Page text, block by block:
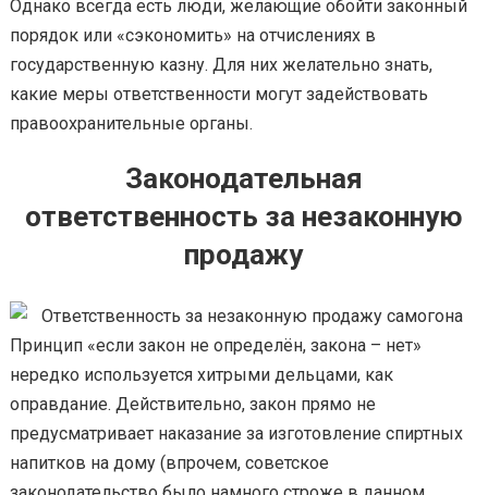
Однако всегда есть люди, желающие обойти законный
порядок или «сэкономить» на отчислениях в
государственную казну. Для них желательно знать,
какие меры ответственности могут задействовать
правоохранительные органы.
Законодательная
ответственность за незаконную
продажу
Принцип «если закон не определён, закона – нет»
нередко используется хитрыми дельцами, как
оправдание. Действительно, закон прямо не
предусматривает наказание за изготовление спиртных
напитков на дому (впрочем, советское